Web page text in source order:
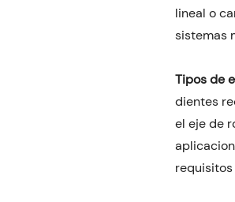
lineal o
sistemas
Tipos de
dientes
el eje de